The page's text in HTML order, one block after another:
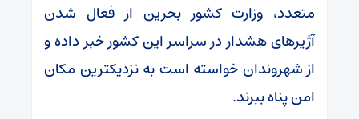
متعدد، وزارت کشور بحرین از فعال شدن
آژیرهای هشدار در سراسر این کشور خبر داده و
از شهروندان خواسته است به نزدیکترین مکان
امن پناه ببرند.